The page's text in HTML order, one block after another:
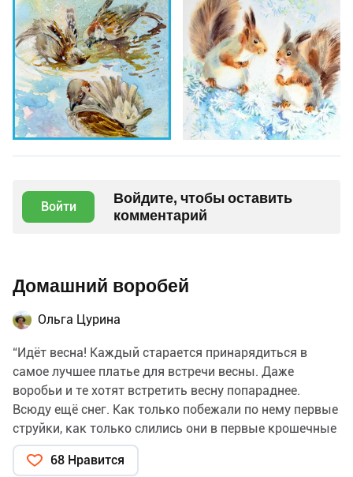
Войти
Войдите, чтобы оставить
комментарий
Домашний воробей
Ольга Цурина
“Идёт весна! Каждый старается принарядиться в
самое лучшее платье для встречи весны. Даже
воробьи и те хотят встретить весну попараднее.
Всюду ещё снег. Как только побежали по нему первые
струйки, как только слились они в первые крошечные
лужицы на поверхности грязной улицы, в колеях,
пробитых санями, — воробьи недолго думая
68 Нравится